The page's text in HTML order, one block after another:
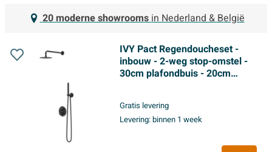
IVY Pact Regendoucheset -
inbouw - 2-weg stop-omstel -
30cm plafondbuis - 20cm
doucheslang - 3-standen
handdouche - Mat zwart PED
Gratis levering
Levering:binnen 1 week
20 moderne showroomsin Nederland & België